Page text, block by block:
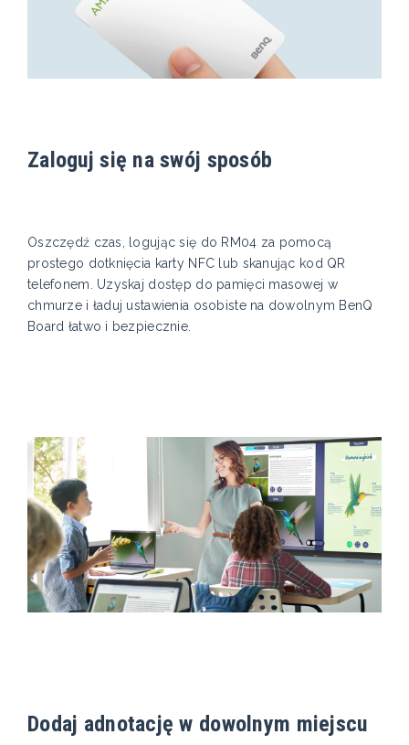
Zaloguj się na swój sposób
Oszczędź czas, logując się do RM04 za pomocą
prostego dotknięcia karty NFC lub skanując kod QR
telefonem. Uzyskaj dostęp do pamięci masowej w
chmurze i ładuj ustawienia osobiste na dowolnym BenQ
Board łatwo i bezpiecznie.
Dodaj adnotację w dowolnym miejscu